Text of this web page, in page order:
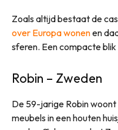
Zoals altijd bestaat de
over Europa wonenen
sferen. Een compacte
Robin – Zweden
De 59-jarige Robin woont
meubels in een houten